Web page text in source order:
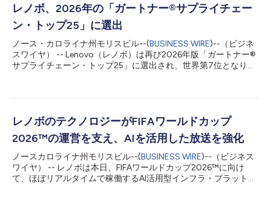
がピッチに近い視点からの映像によって、まるで実際にピッチ上
にいるかのような臨場感を味わえると答えました。 こうした新
たな観戦体験を支えているのが、レノボのAIを活用した「Referee
View」です。同機能は、主審の視点から試合を一人称で映し出
し、視聴者にこれまでにない映像体験を提供します。 調査で
は、さらに以下の結果も明らかになりました。 FIFAワールドカッ
プ™視聴者の76%が「Referee View」を見聞きしたことがあり、
レノボ、2026年の「ガートナー®サプライチェー
ン・トップ25」に選出
ノース・カロライナ州モリスビル--(BUSINESS WIRE)--（ビジネ
スワイヤ） -- Lenovo（レノボ）は再び2026年版「ガートナー®
サプライチェーン・トップ25」に選出され、世界第7位となり、
年次ランキングです。22年目を迎えるガートナー・サプライチェ
組みを特定・表彰し、その内容を紹介するものです。サプライチ
ェーン部門はガートナー・サプライチェーン・トップ25を、パフ
ォーマンスをベンチマークし、業務を変革し、将来をリードする
ために活用しています。レノボは2025年に8位、2024年に10
位、2023年に8位にランクインしました。 AIがサプライチェーン
のレジリエンスを強化 世界のサプライチェーンは過去12か月、
関税、部品不足、地政学的緊張を背景に、前例のない混乱に直面
レノボのテクノロジーがFIFAワールドカップ
2026™の運営を支え、AIを活用した放送を強化
ノースカロライナ州モリスビル--(BUSINESS WIRE)--（ビジネス
ワイヤ） -- レノボは本日、FIFAワールドカップ2026™に向け
て、ほぼリアルタイムで稼働するAI活用型インフラ・プラットフ